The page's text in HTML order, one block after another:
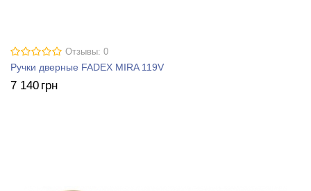
Отзывы: 0
Ручки дверные FADEX MIRA 119V
7 140 грн